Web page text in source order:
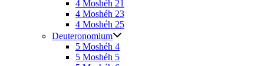
4 Moshéh 21
4 Moshéh 23
4 Moshéh 25
Deuteronomium
5 Moshéh 4
5 Moshéh 5